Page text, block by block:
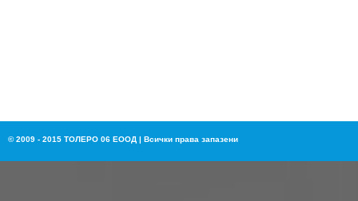
© 2009 - 2015 ТОЛЕРО 06 ЕООД | Всички права запазени